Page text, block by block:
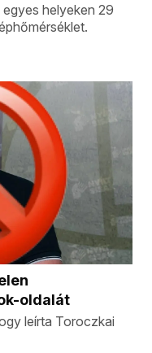
helyeken 29
oldalát
leírta Toroczkai